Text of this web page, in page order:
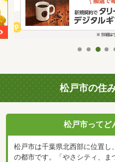
松戸市の住
松戸市ってど
松戸市は千葉県北西部に位置し
の都市です。「やさシティ、ま